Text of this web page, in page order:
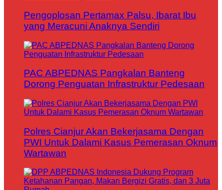
Pengoplosan Pertamax Palsu, Ibarat Ibu
yang Meracuni Anaknya Sendiri
PAC ABPEDNAS Pangkalan Banteng
Dorong Penguatan Infrastruktur Pedesaan
Polres Cianjur Akan Bekerjasama Dengan
PWI Untuk Dalami Kasus Pemerasan Oknum
Wartawan